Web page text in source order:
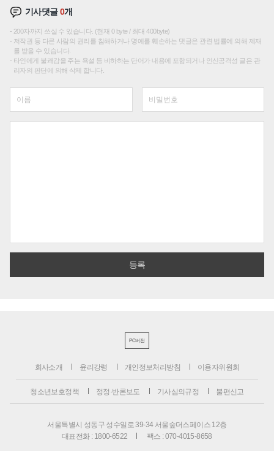
기사댓글0개
200자까지 쓰실 수 있습니다. (현재 0 byte / 최대 400byte)
저작권 등 다른 사람의 권리를 침해하거나 명예를 훼손하는 댓글은 관련 법률에 의해 제재
를 받을 수 있습니다.
타인에게 불쾌감을 주는 욕설 등 비하하는 단어가 내용에 포함되거나 인신공격성 글은 관
리자의 판단에 의해 삭제 합니다.
PC버전
회사소개 윤리강령 개인정보처리방침 이용자위원회
청소년보호정책 정정·반론보도 기사심의규정 불편신고
서울특별시 성동구 성수일로 39-34 서울숲더스페이스 12층
대표전화 : 1800-6522
팩스 : 070-4015-8658